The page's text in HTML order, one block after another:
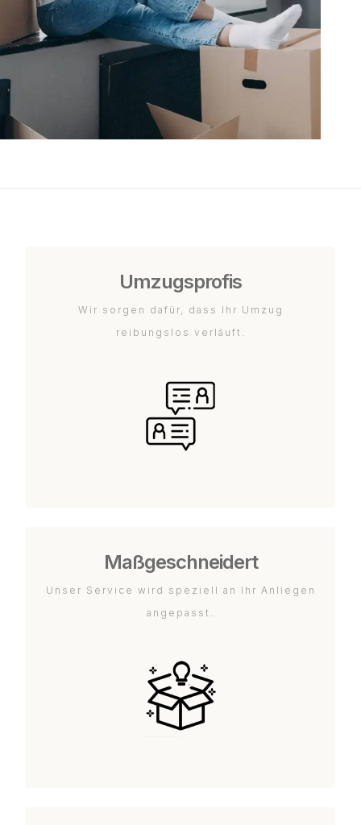
Umzugsprofis
Wir sorgen dafür, dass Ihr Umzug
reibungslos verläuft.
Maßgeschneidert
Unser Service wird speziell an Ihr Anliegen
angepasst.